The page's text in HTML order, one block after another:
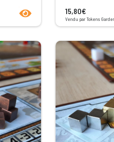
product.seeProductPage
15,80€
Vendu par Tokens